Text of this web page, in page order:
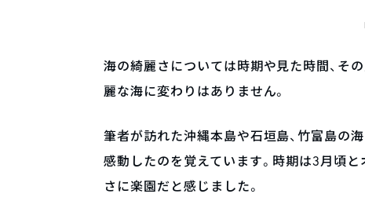
海の綺麗さについては時期や見た時間、そ
麗な海に変わりはありません。
筆者が訪れた沖縄本島や石垣島、竹富島の
感動したのを覚えています。時期は3月頃と
さに楽園だと感じました。